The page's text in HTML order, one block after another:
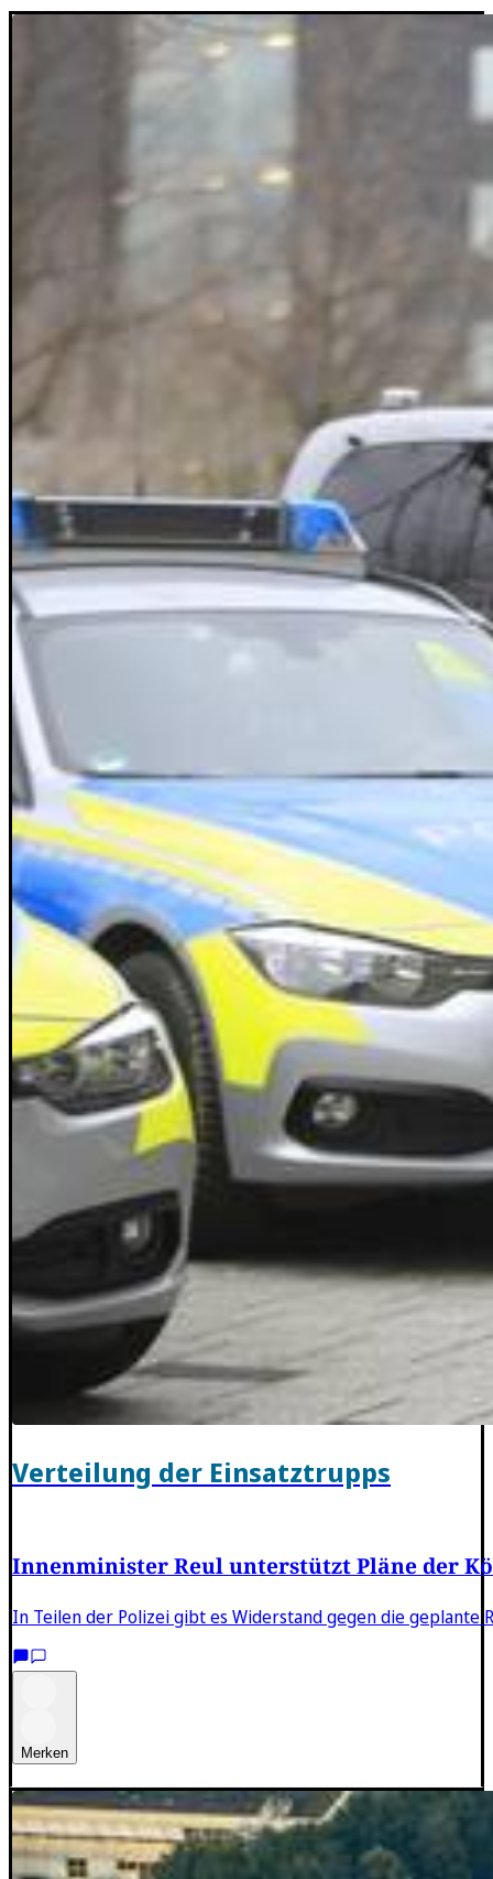
Verteilung der Einsatztrupps
Innenminister Reul unterstützt Pläne der
In Teilen der Polizei gibt es Widerstand gegen die geplante
Merken